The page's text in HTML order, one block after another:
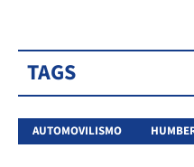
TAGS
AUTOMOVILISMO